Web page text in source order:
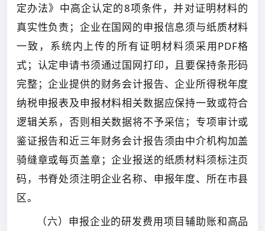
定办法》中高企认定的8项条件，并对证明材料的
真实性负责；企业在国网的申报信息须与纸质材料
一致，系统内上传的所有证明材料须采用PDF格
式；认定申请书须通过国网打印，且要保持条形码
完整；企业提供的财务会计报告、企业所得税年度
纳税申报表及申报材料相关数据应保持一致或符合
逻辑关系，否则相关数据将不予采信；专项审计或
鉴证报告和近三年财务会计报告须由中介机构加盖
骑缝章或每页盖章；企业报送的纸质材料须标注页
码，书脊处须注明企业名称、申报年度、所在市县
区。
（六）申报企业的研发费用项目辅助账和高品